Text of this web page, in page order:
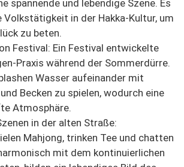
spannende und lebendige Szene. Es
in der Hakka-Kultur, um
zu beten.
Festival: Ein Festival entwickelte
Praxis während der Sommerdürre.
Wasser aufeinander mit
Becken zu spielen, wodurch eine
Atmosphäre.
in der alten Straße:
Mahjong, trinken Tee und chatten
mit dem kontinuierlichen